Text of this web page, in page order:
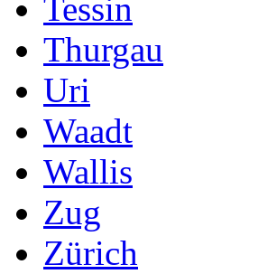
Tessin
Thurgau
Uri
Waadt
Wallis
Zug
Zürich